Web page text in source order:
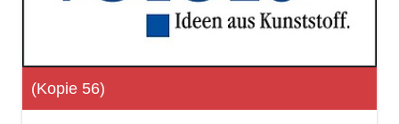
(Kopie 56)